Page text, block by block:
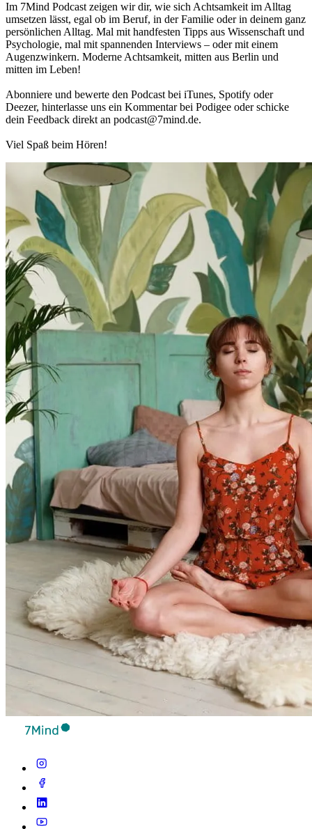
Im 7Mind Pod­cast zeigen wir dir, wie sich Acht­sam­keit im Alltag
umset­zen lässt, egal ob im Beruf, in der Fami­lie oder in deinem ganz
per­sön­li­chen Alltag. Mal mit hand­fes­ten Tipps aus Wis­sen­schaft und
Psy­cho­lo­gie, mal mit spannenden Interviews – oder mit einem
Augen­zwin­kern. Moderne Acht­sam­keit, mitten aus Berlin und
mitten im Leben!
Abon­niere und bewerte den Pod­cast bei iTunes, Spo­tify oder
Deezer, hin­ter­lasse uns ein Kom­men­tar bei Podigee oder schi­cke
dein Feed­back direkt an podcast@​7​mind.​de.
Viel Spaß beim Hören!